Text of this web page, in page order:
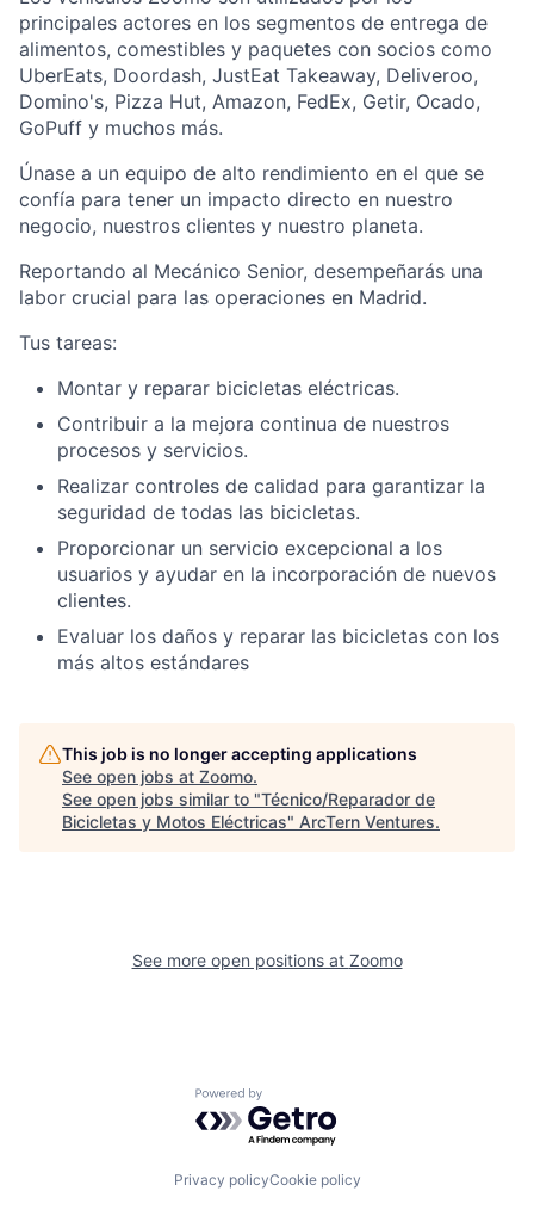
principales actores en los segmentos de entrega de
alimentos, comestibles y paquetes con socios como
UberEats, Doordash, JustEat Takeaway, Deliveroo,
Domino's, Pizza Hut, Amazon, FedEx, Getir, Ocado,
GoPuff y muchos más.
Únase a un equipo de alto rendimiento en el que se
confía para tener un impacto directo en nuestro
negocio, nuestros clientes y nuestro planeta.
Reportando al Mecánico Senior, desempeñarás una
labor crucial para las operaciones en Madrid.
Tus tareas:
Montar y reparar bicicletas eléctricas.
Contribuir a la mejora continua de nuestros
procesos y servicios.
Realizar controles de calidad para garantizar la
seguridad de todas las bicicletas.
Proporcionar un servicio excepcional a los
usuarios y ayudar en la incorporación de nuevos
clientes.
Evaluar los daños y reparar las bicicletas con los
más altos estándares
This job is no longer accepting applications
See open jobs at Zoomo.
See open jobs similar to "Técnico/Reparador de
Bicicletas y Motos Eléctricas" ArcTern Ventures.
See more open positions at Zoomo
Powered by Getro.com
Privacy policyCookie policy